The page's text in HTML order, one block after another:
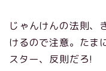
じゃんけんの法則、
けるので注意。たま
スター、反則だろ!